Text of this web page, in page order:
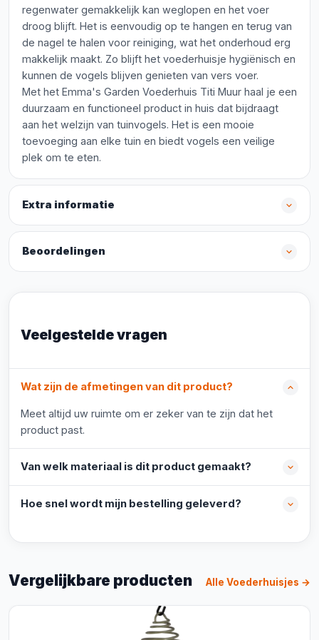
regenwater gemakkelijk kan weglopen en het voer
droog blijft. Het is eenvoudig op te hangen en terug van
de nagel te halen voor reiniging, wat het onderhoud erg
makkelijk maakt. Zo blijft het voederhuisje hygiënisch en
kunnen de vogels blijven genieten van vers voer.
Met het Emma's Garden Voederhuis Titi Muur haal je een
duurzaam en functioneel product in huis dat bijdraagt
aan het welzijn van tuinvogels. Het is een mooie
toevoeging aan elke tuin en biedt vogels een veilige
plek om te eten.
Extra informatie
Beoordelingen
Veelgestelde vragen
Wat zijn de afmetingen van dit product?
Meet altijd uw ruimte om er zeker van te zijn dat het
product past.
Van welk materiaal is dit product gemaakt?
Hoe snel wordt mijn bestelling geleverd?
Vergelijkbare producten Alle Voederhuisjes →